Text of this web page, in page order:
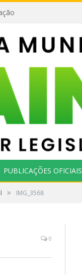
PUBLICAÇÕES OFICIAIS
» IMG_3568
0